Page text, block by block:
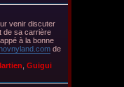
venir discuter
de sa carrière
à la bonne
de
Guigui